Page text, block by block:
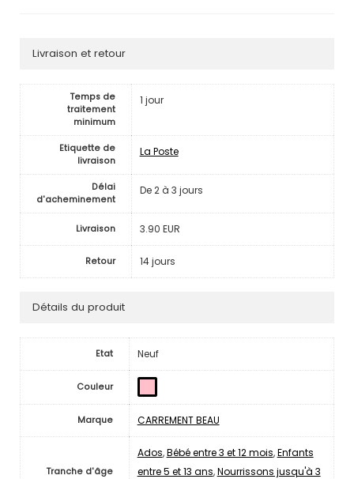
Livraison et retour
Temps de
traitement
minimum
1 jour
Etiquette de
livraison
La Poste
Délai
d'acheminement
De 2 à 3 jours
Livraison 3.90 EUR
Retour 14 jours
Détails du produit
Etat Neuf
Couleur
Marque CARREMENT BEAU
Tranche d'âge
Ados,Bébé entre 3 et 12 mois,Enfants
entre 5 et 13 ans,Nourrissons jusqu'à 3